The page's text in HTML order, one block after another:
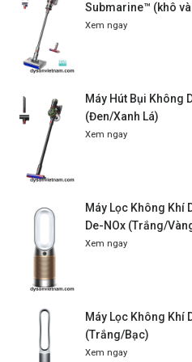
Submarine™ (khô
Xem ngay
Máy Hút Bụi Không
(Đen/Xanh Lá)
Xem ngay
Máy Lọc Không Khí
De-NOx (Trắng/
Xem ngay
Máy Lọc Không Khí
(Trắng/Bạc)
Xem ngay